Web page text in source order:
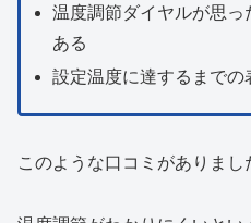
温度調節ダイヤルが思
ある
設定温度に達するまでの
このような口コミがありまし